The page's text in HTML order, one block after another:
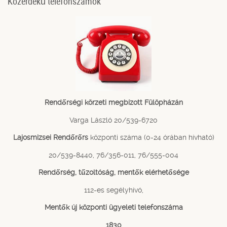
Rendőrségi körzeti megbízott Fülöpházán
Varga László 20/539-6720
Lajosmizsei Rendőrőrsközponti száma (0-24 órában hívható)
20/539-8440, 76/356-011, 76/555-004
Rendőrség, tűzoltóság, mentők elérhetősége
112-es segélyhívó,
Mentők új központi ügyeleti telefonszáma
1830